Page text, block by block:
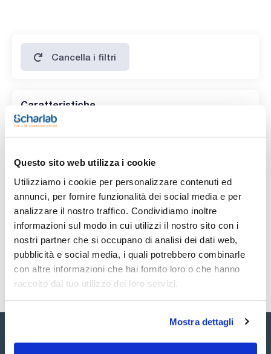
Questo sito web utilizza i cookie
Utilizziamo i cookie per personalizzare contenuti ed
annunci, per fornire funzionalità dei social media e per
analizzare il nostro traffico. Condividiamo inoltre
informazioni sul modo in cui utilizzi il nostro sito con i
nostri partner che si occupano di analisi dei dati web,
pubblicità e social media, i quali potrebbero combinarle
con altre informazioni che hai fornito loro o che hanno
raccolto dal tuo utilizzo dei loro servizi.
Mostra dettagli
Cancella i filtri
Caratteristiche
Prodotti senza filtro!
Codice
SB32330100
Confezionamento
x100mg
Prezzo
Acquista
Controlla le
scorte